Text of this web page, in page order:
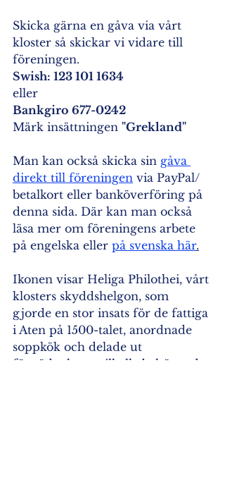
Skicka gärna en gåva via vårt
kloster så skickar vi vidare till
föreningen.
Swish: 123 101 1634
eller
Bankgiro 677-0242
Märk insättningen "Grekland"
Man kan också skicka sin gåva
direkt till föreningen via PayPal/
betalkort eller banköverföring på
denna sida. Där kan man också
läsa mer om föreningens arbete
på engelska eller på svenska här.
Ikonen visar Heliga Philothei, vårt
klosters skyddshelgon, som
gjorde en stor insats för de fattiga
i Aten på 1500-talet, anordnade
soppkök och delade ut
förnödenheter till alla behövande,